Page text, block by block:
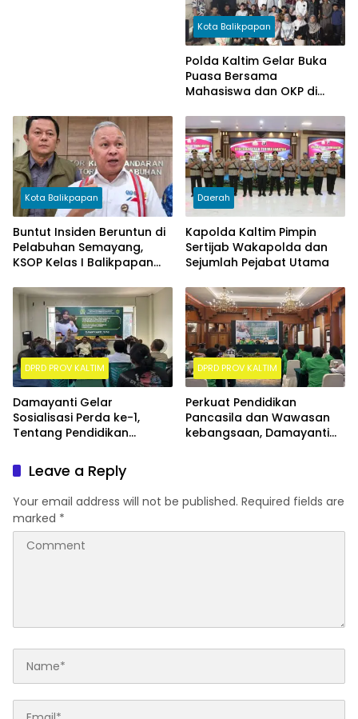
Kota Balikpapan
Polda Kaltim Gelar Buka
Puasa Bersama
Mahasiswa dan OKP di
Kota Balikpapan
Buntut Insiden Beruntun di
Pelabuhan Semayang,
KSOP Kelas I Balikpapan
Daerah
Kapolda Kaltim Pimpin
Sertijab Wakapolda dan
Sejumlah Pejabat Utama
DPRD PROV KALTIM
Damayanti Gelar
Sosialisasi Perda ke-1,
Tentang Pendidikan
kebangsaan
DPRD PROV KALTIM
Perkuat Pendidikan
Pancasila dan Wawasan
kebangsaan, Damayanti
Leave a Reply
Your email address will not be published. Required fields are
marked *